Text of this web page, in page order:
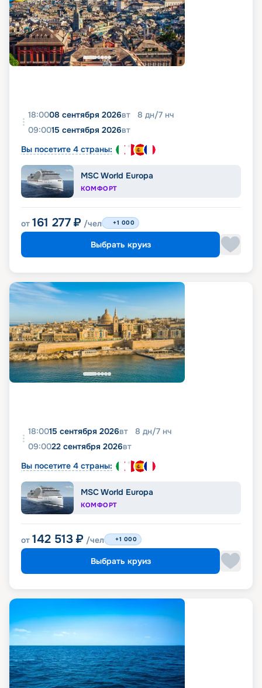
18:0008 сентября 2026вт 8 дн/7 нч
09:0015 сентября 2026вт
Вы посетите 4 страны:
MSC World Europa
КОМФОРТ
от 161 277 ₽ /чел +1 000
Выбрать круиз
18:0015 сентября 2026вт 8 дн/7 нч
09:0022 сентября 2026вт
Вы посетите 4 страны:
MSC World Europa
КОМФОРТ
от 142 513 ₽ /чел +1 000
Выбрать круиз